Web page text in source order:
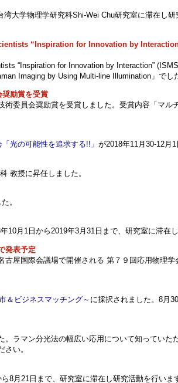
大学物理学研究科Shi-Wei Chu研究室に滞在し
“Inspiration for Innovation by
“Inspiration for Innovation by Interaction”
Imaging by Using Multi-line Illumination」でし
励賞を受賞
委員会奨励賞を受賞しました。受賞内容「マル
光の可能性を追求する!!」 が2018年11月30-12月1
教授に昇任しました。
。
月1日から2019年3月31日まで、研究室に滞在
発表予定
屋国際会議場で開催される 第７９回応用物理
＆ビジネスマッチング～ に採択されました。8月
ラマン分光法の幅広い応用について知っていた
さい。
8月21日まで、研究室に滞在し研究活動を行い